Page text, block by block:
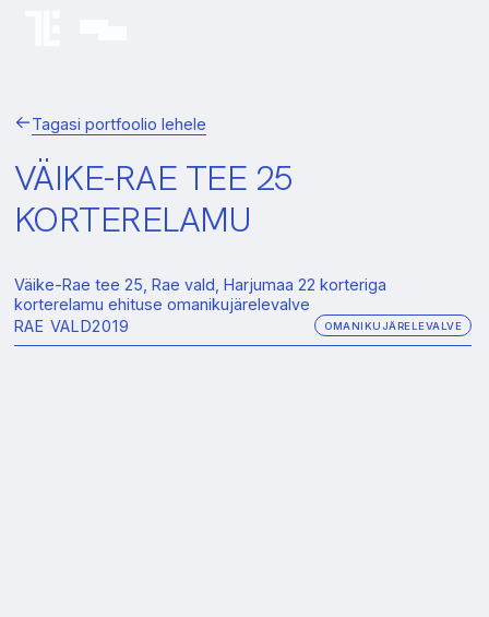
Tagasi portfoolio lehele
VÄIKE-RAE TEE 25
KORTERELAMU
Väike-Rae tee 25, Rae vald, Harjumaa 22 korteriga
korterelamu ehituse omanikujärelevalve
RAE VALD2019 OMANIKUJÄRELEVALVE